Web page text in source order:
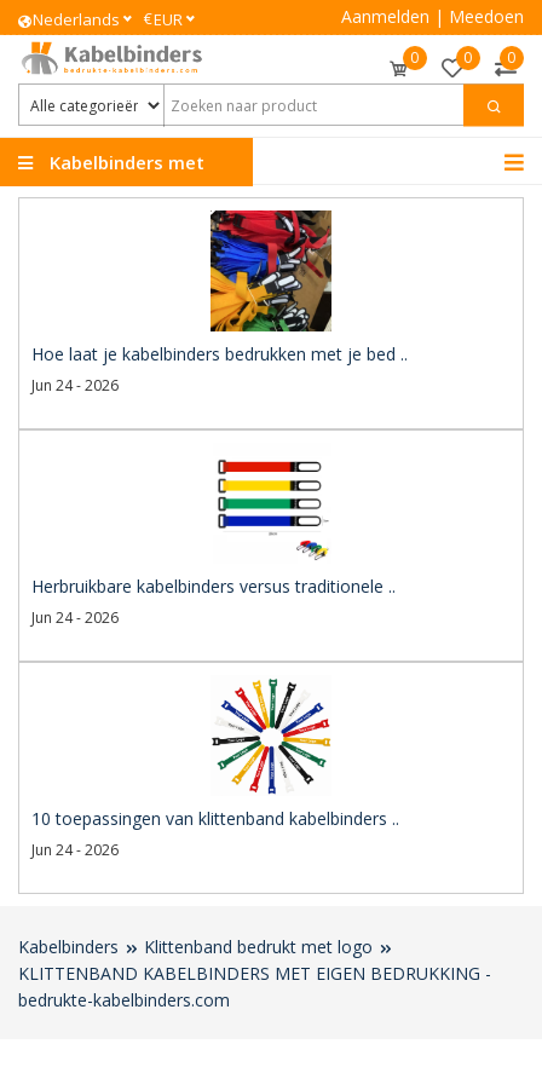
Nederlands €EUR Aanmelden | Meedoen
0 0 0
Kabelbinders met
Hoe laat je kabelbinders bedrukken met je bed ..
Jun 24 - 2026
Herbruikbare kabelbinders versus traditionele ..
Jun 24 - 2026
10 toepassingen van klittenband kabelbinders ..
Jun 24 - 2026
Kabelbinders
Klittenband bedrukt met logo
KLITTENBAND KABELBINDERS MET EIGEN BEDRUKKING -
bedrukte-kabelbinders.com